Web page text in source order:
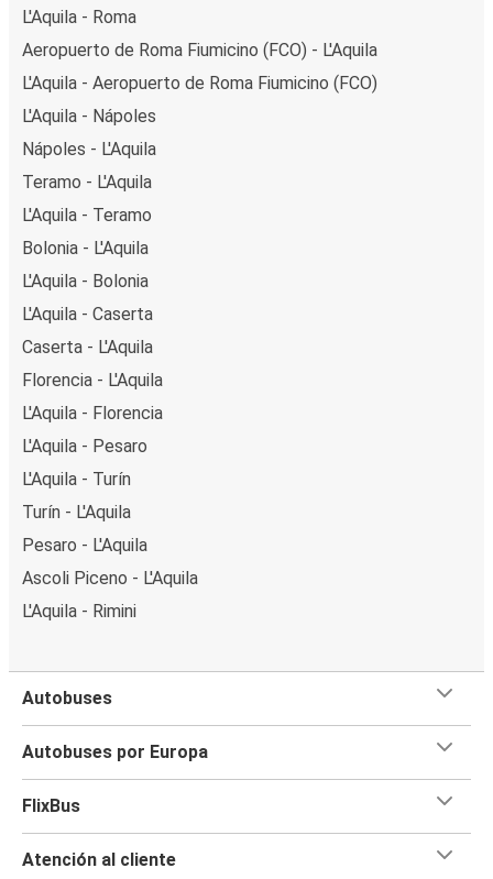
L'Aquila - Roma
Aeropuerto de Roma Fiumicino (FCO) - L'Aquila
L'Aquila - Aeropuerto de Roma Fiumicino (FCO)
L'Aquila - Nápoles
Nápoles - L'Aquila
Teramo - L'Aquila
L'Aquila - Teramo
Bolonia - L'Aquila
L'Aquila - Bolonia
L'Aquila - Caserta
Caserta - L'Aquila
Florencia - L'Aquila
L'Aquila - Florencia
L'Aquila - Pesaro
L'Aquila - Turín
Turín - L'Aquila
Pesaro - L'Aquila
Ascoli Piceno - L'Aquila
L'Aquila - Rimini
Autobuses
Autobuses por Europa
FlixBus
Atención al cliente